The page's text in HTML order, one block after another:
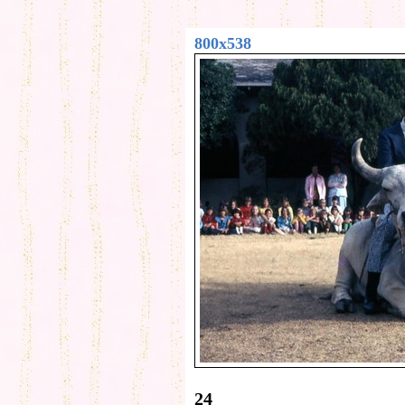
800x538
24